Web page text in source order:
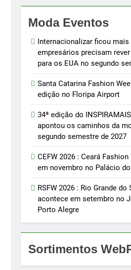
Moda Eventos
Internacionalizar ficou
empresários precisam
para os EUA no segundo
Santa Catarina Fashion
edição no Floripa Airport
34ª edição do
apontou os caminhos da
segundo semestre de 2027
CEFW 2026 : Ceará
em novembro no Palácio
RSFW 2026 : Rio Grande
acontece em setembro no
Porto Alegre
Sortimentos